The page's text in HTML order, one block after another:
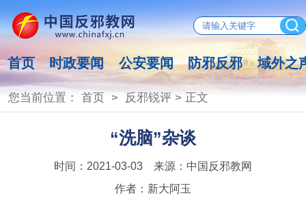
首页 时政要闻 公安要闻 防邪反邪 域外之
您当前位置： 首页> 反邪锐评> 正文
“洗脑”杂谈
时间： 2021-03-03 来源： 中国反邪教网
作者： 新大阿玉